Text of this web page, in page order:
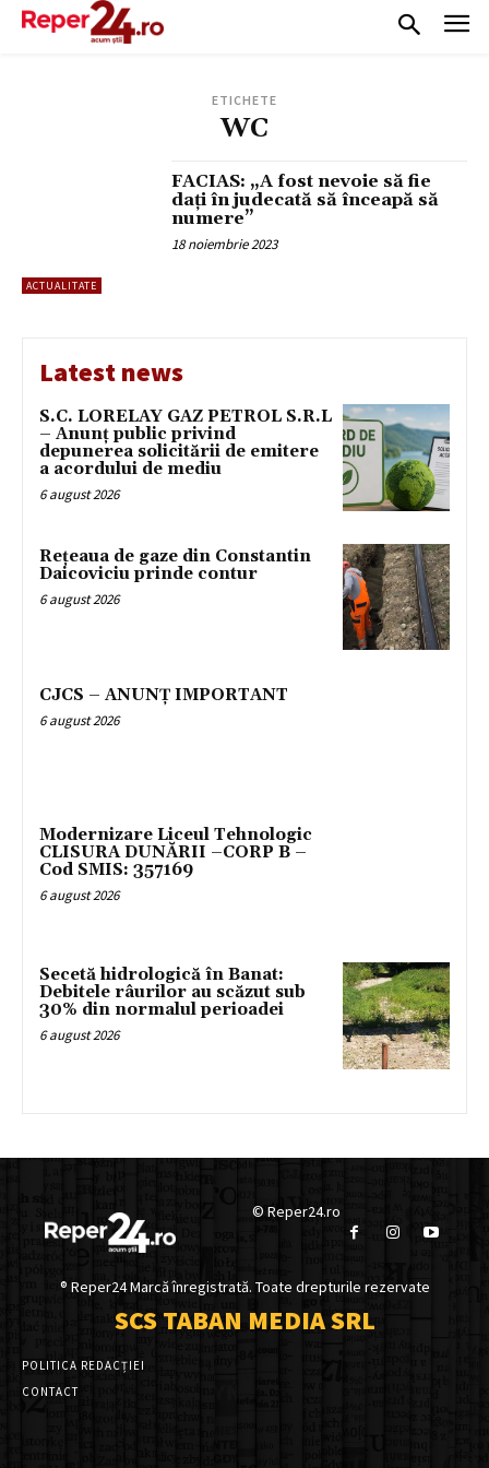
ETICHETE
WC
ACTUALITATE
FACIAS: „A fost nevoie să fie
dați în judecată să înceapă să
numere”
18 noiembrie 2023
Latest news
S.C. LORELAY GAZ PETROL S.R.L
– Anunț public privind
depunerea solicitării de emitere
a acordului de mediu
6 august 2026
Rețeaua de gaze din Constantin
Daicoviciu prinde contur
6 august 2026
CJCS – ANUNȚ IMPORTANT
6 august 2026
Modernizare Liceul Tehnologic
CLISURA DUNĂRII –CORP B –
Cod SMIS: 357169
6 august 2026
Secetă hidrologică în Banat:
Debitele râurilor au scăzut sub
30% din normalul perioadei
6 august 2026
© Reper24.ro
® Reper24 Marcă înregistrată. Toate drepturile rezervate
SCS TABAN MEDIA SRL
POLITICA REDACȚIEI
CONTACT